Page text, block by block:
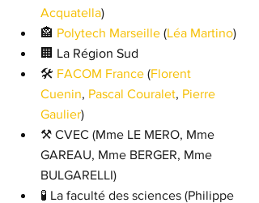
Acquatella)
🏤 Polytech Marseille (Léa Martino)
🏢 La Région Sud
🛠 FACOM France (Florent
Cuenin, Pascal Couralet, Pierre
Gaulier)
⚒ CVEC (Mme LE MERO, Mme
GAREAU, Mme BERGER, Mme
BULGARELLI)
🧪 La faculté des sciences (Philippe